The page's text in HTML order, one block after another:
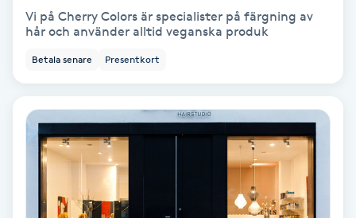
Nagelförlängning gelé
Nagelförlängning silke
Nagelförstärkning
Nagelklippning
Vi på Cherry Colors är specialister på färgning av
hår och använder alltid veganska produk
Betala senare Presentkort